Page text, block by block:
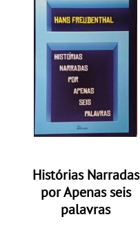
Histórias Narradas
por Apenas seis
palavras